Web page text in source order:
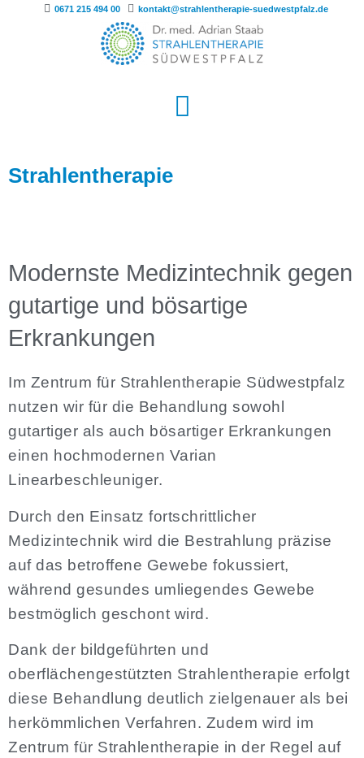
0671 215 494 00 kontakt@strahlentherapie-suedwestpfalz.de
Strahlentherapie
Modernste Medizintechnik gegen
gutartige und bösartige
Erkrankungen
Im Zentrum für Strahlentherapie Südwestpfalz
nutzen wir für die Behandlung sowohl
gutartiger als auch bösartiger Erkrankungen
einen hochmodernen Varian
Linearbeschleuniger.
Durch den Einsatz fortschrittlicher
Medizintechnik wird die Bestrahlung präzise
auf das betroffene Gewebe fokussiert,
während gesundes umliegendes Gewebe
bestmöglich geschont wird.
Dank der bildgeführten und
oberflächengestützten Strahlentherapie erfolgt
diese Behandlung deutlich zielgenauer als bei
herkömmlichen Verfahren. Zudem wird im
Zentrum für Strahlentherapie in der Regel auf